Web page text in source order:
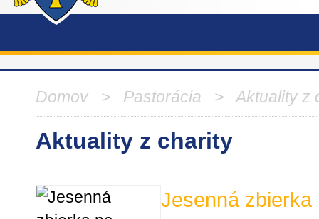
Domov > Pastorácia >Aktuality z
Aktuality z charity
Jesenná zbierka